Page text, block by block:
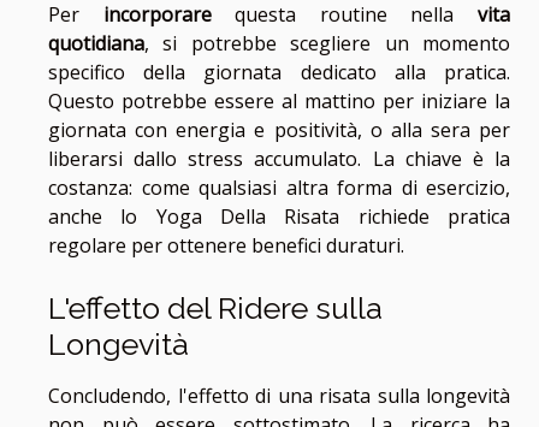
Per incorporarequesta routine nellavita
quotidiana, si potrebbe scegliere un momento
specifico della giornata dedicato alla pratica.
Questo potrebbe essere al mattino per iniziare la
giornata con energia e positività, o alla sera per
liberarsi dallo stress accumulato. La chiave è la
costanza: come qualsiasi altra forma di esercizio,
anche lo Yoga Della Risata richiede pratica
regolare per ottenere benefici duraturi.
L'effetto del Ridere sulla
Longevità
Concludendo, l'effetto di una risata sulla longevità